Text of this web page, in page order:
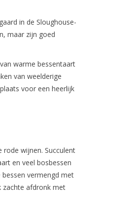
in de Sloughouse-
maar zijn goed
warme bessentaart
van weelderige
voor een heerlijk
rode wijnen. Succulent
en veel bosbessen
vermengd met
zachte afdronk met